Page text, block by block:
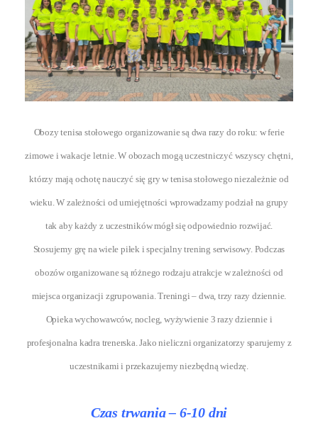
Obozy tenisa stołowego organizowanie są dwa razy do roku: w ferie
zimowe i wakacje letnie. W obozach mogą uczestniczyć wszyscy chętni,
którzy mają ochotę nauczyć się gry w tenisa stołowego niezależnie od
wieku. W zależności od umiejętności wprowadzamy podział na grupy
tak aby każdy z uczestników mógł się odpowiednio rozwijać.
Stosujemy grę na wiele piłek i specjalny trening serwisowy. Podczas
obozów organizowane są różnego rodzaju atrakcje w zależności od
miejsca organizacji zgrupowania. Treningi – dwa, trzy razy dziennie.
Opieka wychowawców, nocleg, wyżywienie 3 razy dziennie i
profesjonalna kadra trenerska. Jako nieliczni organizatorzy sparujemy z
uczestnikami i przekazujemy niezbędną wiedzę.
Czas trwania – 6-10 dni